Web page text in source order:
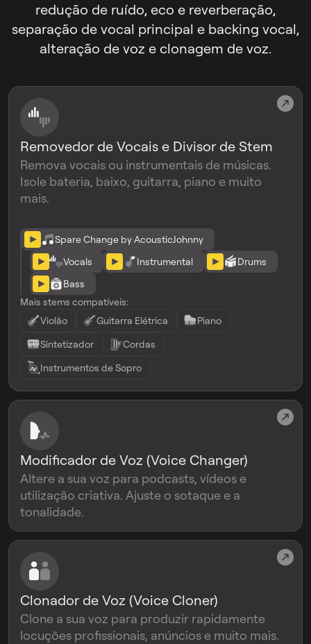
redução de ruído, eco e reverberação,
separação de vocal principal e backing vocal,
alteração de voz e clonagem de voz.
Removedor de Vocais e Divisor de Stem
Remova vocais ou instrumentais de músicas.
Isole bateria, baixo, guitarra, piano e muito
mais.
Spare Change by AcousticJohnny
Vocals
Instrumental
Drums
Bass
Mais stems compatíveis:
Violão
Guitarra Elétrica
Piano
Sintetizador
Cordas
Instrumentos de Sopro
Modificador de Voz (Voice Changer)
Altere a sua voz para podcasts, vídeos e
utilização criativa. Ajuste o sotaque e a
tonalidade.
Clonador de Voz (Voice Cloner)
Clone a sua voz para produzir rapidamente
locuções profissionais, anúncios e muito mais.